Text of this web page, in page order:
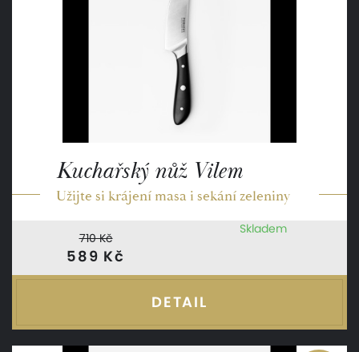
Kuchařský nůž Vilem
Užijte si krájení masa i sekání zeleniny
710 Kč
589 Kč
Skladem
DETAIL